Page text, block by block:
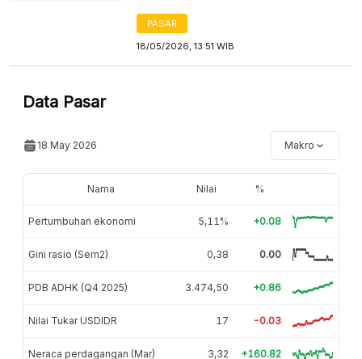
PASAR
18/05/2026, 13:51 WIB
Data Pasar
18 May 2026 Makro
Nama Nilai %
Pertumbuhan ekonomi 5,11% +0.08
Gini rasio (Sem2) 0,38 0.00
PDB ADHK (Q4 2025) 3.474,50 +0.86
Nilai Tukar USDIDR 17 -0.03
Neraca perdagangan (Mar) 3,32 +160.82